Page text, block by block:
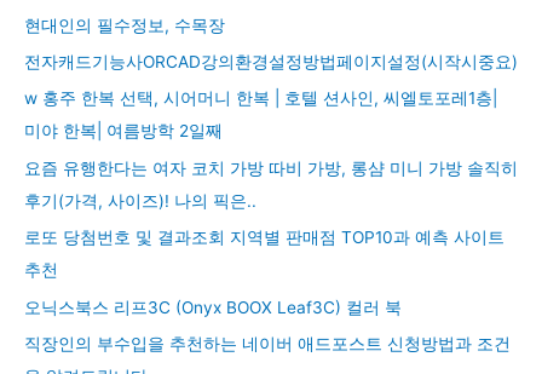
현대인의 필수정보, 수목장
전자캐드기능사ORCAD강의환경설정방법페이지설정(시작시중요)
w 홍주 한복 선택, 시어머니 한복 | 호텔 션사인, 씨엘토포레1층|
미야 한복| 여름방학 2일째
요즘 유행한다는 여자 코치 가방 따비 가방, 롱샴 미니 가방 솔직히
후기(가격, 사이즈)! 나의 픽은..
로또 당첨번호 및 결과조회 지역별 판매점 TOP10과 예측 사이트
추천
오닉스북스 리프3C (Onyx BOOX Leaf3C) 컬러 북
직장인의 부수입을 추천하는 네이버 애드포스트 신청방법과 조건